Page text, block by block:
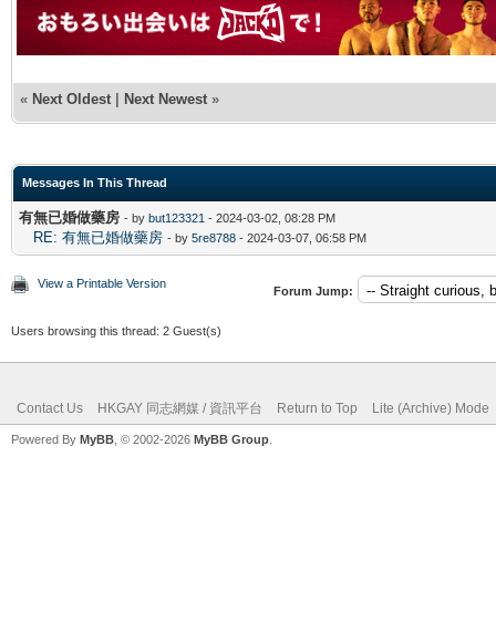
« Next Oldest | Next Newest »
Messages In This Thread
有無已婚做藥房 - by but123321 - 2024-03-02, 08:28 PM
RE: 有無已婚做藥房 - by 5re8788 - 2024-03-07, 06:58 PM
View a Printable Version
Forum Jump:
Users browsing this thread: 2 Guest(s)
Contact Us HKGAY 同志網媒 / 資訊平台 Return to Top Lite (Archive) Mode
Powered By MyBB , © 2002-2026 MyBB Group